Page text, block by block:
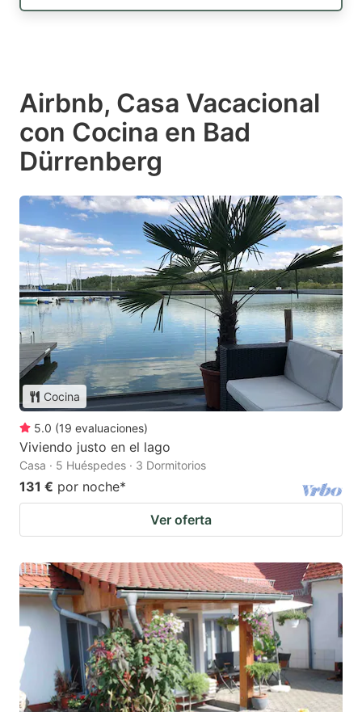
Airbnb, Casa Vacacional
con Cocina en Bad
Dürrenberg
Cocina
5.0 (19 evaluaciones)
Viviendo justo en el lago
Casa · 5 Huéspedes · 3 Dormitorios
131 € por noche*
Ver oferta